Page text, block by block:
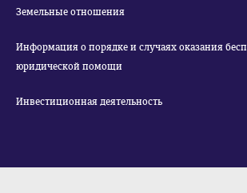
Земельные отношения
Информация о порядке и случаях оказания
юридической помощи
Инвестиционная деятельность